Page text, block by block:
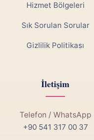
Hizmet Bölgeleri
Sık Sorulan Sorular
Gizlilik Politikası
İletişim
Telefon / WhatsApp
+90 541 317 00 37